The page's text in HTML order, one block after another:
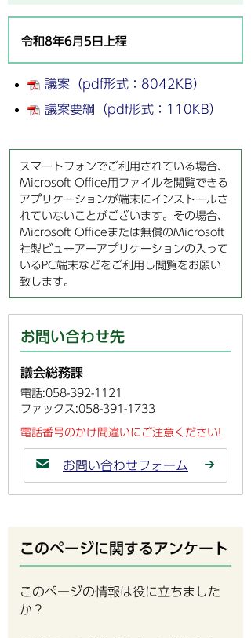
令和8年6月5日上程
議案（pdf形式：8042KB）
議案要綱（pdf形式：110KB）
スマートフォンでご利用されている場合、
Microsoft Office用ファイルを閲覧できる
アプリケーションが端末にインストールさ
れていないことがございます。その場合、
Microsoft Officeまたは無償のMicrosoft
社製ビューアーアプリケーションの入って
いるPC端末などをご利用し閲覧をお願い
致します。
お問い合わせ先
議会総務課
電話:058-392-1121
ファックス:058-391-1733
電話番号のかけ間違いにご注意ください!
お問い合わせフォーム
このページに関するアンケート
このページの情報は役に立ちました
か？